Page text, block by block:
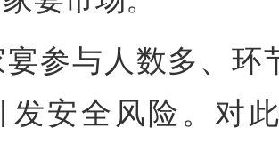
参与人数多、环
发安全风险。对